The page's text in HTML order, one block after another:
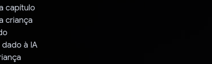
capítulo
criança
à IA